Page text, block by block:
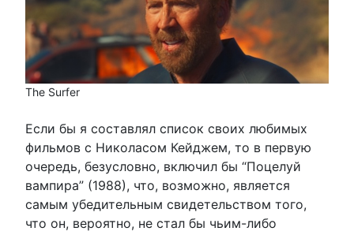
The Surfer
Если бы я составлял список своих любимых
фильмов с Николасом Кейджем, то в первую
очередь, безусловно, включил бы “Поцелуй
вампира” (1988), что, возможно, является
самым убедительным свидетельством того,
что он, вероятно, не стал бы чьим-либо